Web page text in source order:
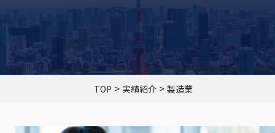
TOP >実績紹介 >製造業